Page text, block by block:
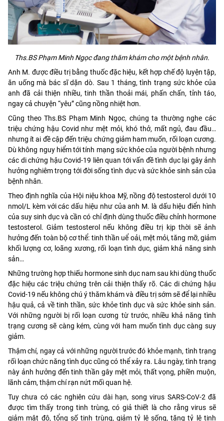
Ths.BS Phạm Minh Ngọc đang thăm khám cho một bệnh nhân.
Anh M. được điều trị bằng thuốc đặc hiệu, kết hợp chế độ luyện tập,
ăn uống mà bác sĩ dặn dò. Sau 1 tháng, tình trạng sức khỏe của
anh đã cải thiện nhiều, tinh thần thoải mái, phấn chấn, tỉnh táo,
ngay cả chuyện “yêu” cũng nồng nhiệt hơn.
Cũng theo Ths.BS Phạm Minh Ngọc, chúng ta thường nghe các
triệu chứng hậu Covid như mệt mỏi, khó thở, mất ngủ, đau đầu…
nhưng ít ai đề cập đến triệu chứng giảm ham muốn, rối loạn cương.
Dù không nguy hiểm tới tính mạng sức khỏe của người bệnh nhưng
các di chứng hậu Covid-19 liên quan tới vấn đề tình dục lại gây ảnh
hưởng nghiêm trọng tới đời sống tình dục và sức khỏe sinh sản của
bệnh nhân.
Theo định nghĩa của Hội niệu khoa Mỹ, nồng độ testosterol dưới 10
nmol/L kèm với các dấu hiệu như của anh M. là dấu hiệu điển hình
của suy sinh dục và cần có chỉ định dùng thuốc điều chỉnh hormone
testosterol. Giảm testosterol nếu không điều trị kịp thời sẽ ảnh
hưởng đến toàn bộ cơ thể: tinh thần uể oải, mệt mỏi, tăng mỡ, giảm
khối lượng cơ, loãng xương, rối loạn tình dục, giảm khả năng sinh
sản…
Những trường hợp thiếu hormone sinh dục nam sau khi dùng thuốc
đặc hiệu các triệu chứng trên cải thiện thấy rõ. Các di chứng hậu
Covid-19 nếu không chú ý thăm khám và điều trị sớm sẽ để lại nhiều
hậu quả, cả về tinh thần, sức khỏe tình dục và sức khỏe sinh sản.
Với những người bị rối loạn cương từ trước, nhiều khả năng tình
trạng cương sẽ càng kém, cùng với ham muốn tình dục càng suy
giảm.
Thậm chí, ngay cả với những người trước đó khỏe mạnh, tình trạng
rối loạn chức năng tình dục cũng có thể xảy ra. Lâu ngày, tình trạng
này ảnh hưởng đến tinh thần gây mệt mỏi, thất vọng, phiền muộn,
lãnh cảm, thậm chí rạn nứt mối quan hệ.
Tuy chưa có các nghiên cứu dài hạn, song virus SARS-CoV-2 đã
được tìm thấy trong tinh trùng, có giả thiết là cho rằng virus sẽ
giảm mật độ, tổng số tinh trùng, giảm tỷ lệ sống, tăng tỷ lệ tinh